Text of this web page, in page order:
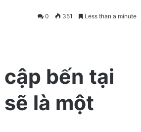
0 351 Less than a minute
bến tại
là một